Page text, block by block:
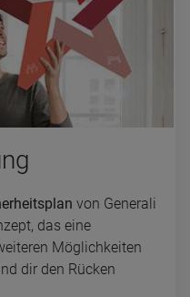
von Generali
das eine
Möglichkeiten
dir den Rücken